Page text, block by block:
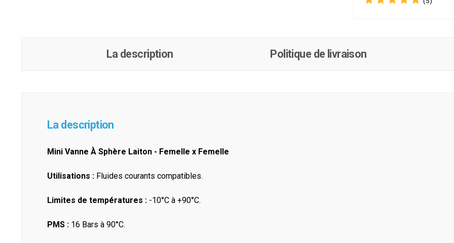
La description Politique de livraison
La description
Mini Vanne À Sphère Laiton - Femelle x Femelle
Utilisations : Fluides courants compatibles.
Limites de températures : -10°C à +90°C.
PMS : 16 Bars à 90°C.